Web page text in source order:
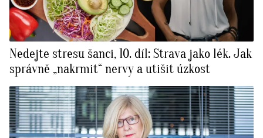
Nedejte stresu šanci, 10. díl: Strava jako lék. Jak
správně „nakrmit“ nervy a utišit úzkost